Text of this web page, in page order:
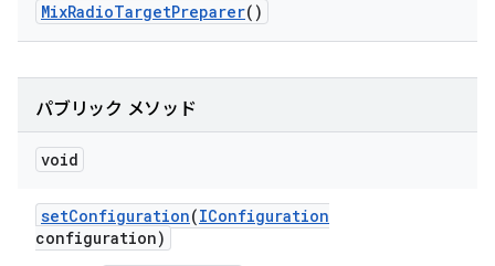
MixRadioTargetPreparer()
パブリック メソッド
void
setConfiguration(IConfiguration
configuration)